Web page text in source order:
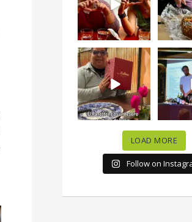
28 3
50
“En #Mallorca
Ciudad de México
celebramos la...
63 7
o una
donde
10
LOAD MORE
Follow on